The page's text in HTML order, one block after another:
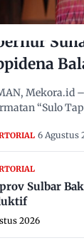
Mekora.id
“Sulo
6 Agustus
Sulbar
2026